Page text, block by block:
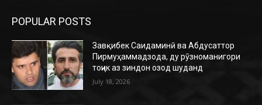
POPULAR POSTS
Завқибек Саидаминӣ ва Абдусаттор
Пирмуҳаммадзода, ду рӯзноманигори
тоҷик аз зиндон озод шуданд
July 18, 2026